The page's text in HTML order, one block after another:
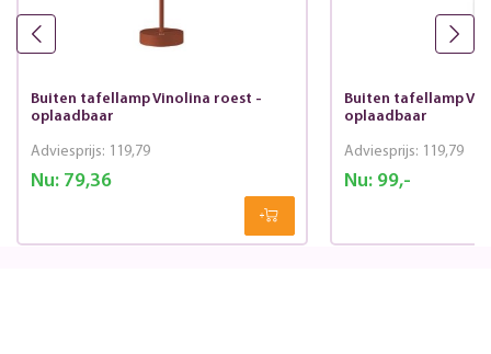
Buiten tafellamp Vinolina roest -
oplaadbaar
Nu:79,36
Adviesprijs: 119,79
Buiten tafellamp
oplaadbaar
Nu:99,-
Adviesprijs: 119,79